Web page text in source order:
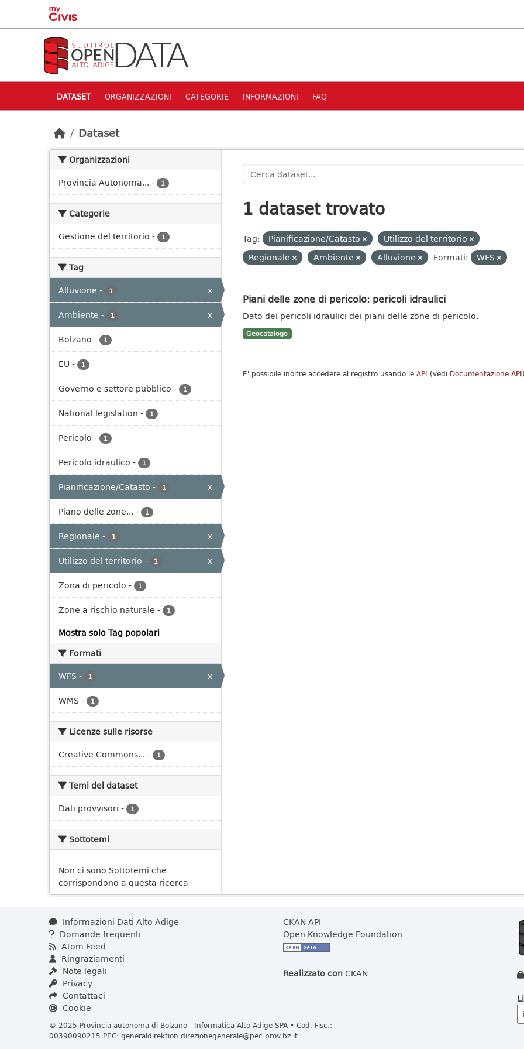
Skip to main content
DATASET ORGANIZZAZIONI CATEGORIE INFORMAZIONI FAQ
Dataset
Organizzazioni
Provincia Autonoma... - 1
Categorie
Gestione del territorio - 1
Tag
Alluvione - 1
x
Ambiente - 1
x
Bolzano - 1
EU - 1
Governo e settore pubblico - 1
National legislation - 1
Pericolo - 1
Pericolo idraulico - 1
Pianificazione/Catasto - 1
x
Piano delle zone... - 1
Regionale - 1
x
Utilizzo del territorio - 1
x
Zona di pericolo - 1
Zone a rischio naturale - 1
Mostra solo Tag popolari
Formati
WFS - 1
x
WMS - 1
Licenze sulle risorse
Creative Commons... - 1
Temi del dataset
Dati provvisori - 1
Sottotemi
Non ci sono Sottotemi che
corrispondono a questa ricerca
1 dataset trovato
Tag: Pianificazione/Catasto
Utilizzo del territorio
Regionale
Ambiente Alluvione Formati: WFS
Piani delle zone di pericolo: pericoli idraulici
Dato dei pericoli idraulici dei piani delle zone di pericolo.
Geocatalogo
E' possibile inoltre accedere al registro usando le API (vedi Documentazione API
Informazioni Dati Alto Adige
Domande frequenti
Atom Feed
Ringraziamenti
Note legali
Privacy
Contattaci
Cookie
© 2025 Provincia autonoma di Bolzano - Informatica Alto Adige SPA • Cod. Fisc.:
00390090215 PEC: generaldirektion.direzionegenerale@pec.prov.bz.it
CKAN API
Open Knowledge Foundation
Realizzato conCKAN